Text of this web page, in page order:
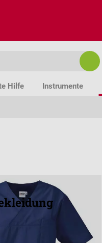
Hilfe Instrumente